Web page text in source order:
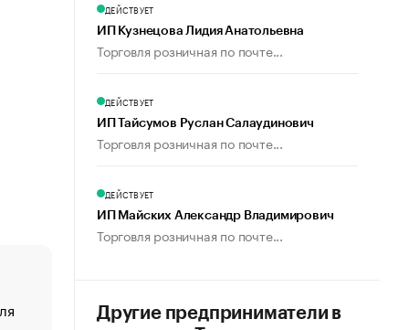
«От спорта тело стареет иначе». Как живет глава
ДЕЙСТВУЕТ
ИП Кузнецова Лидия Анатольевна
Торговля розничная по почте...
ДЕЙСТВУЕТ
ИП Тайсумов Руслан Салаудинович
Торговля розничная по почте...
ДЕЙСТВУЕТ
ИП Майских Александр Владимирович
Торговля розничная по почте...
Другие предприниматели в